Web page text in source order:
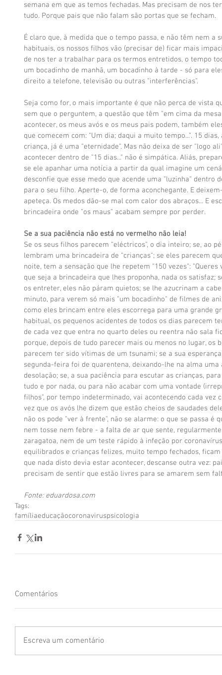
semana em que as temos fechadas. Mas precisam de nos
tudo. Porque pais que não falam são portas que se fecham.
É claro que, à medida que o tempo passa, e não têm nem a
habituais, os nossos filhos vão (precisar de) ficar mais
de nos ter a trabalhar para os termos entretidos, o tempo
um bocadinho de manhã, um bocadinho à tarde - só para
direito a telefone, televisão ou outras "interferências".
Seja como for, o mais importante é que não perca de vista
sem que o perguntem, a questão que têm "em cima da
acontecer, os meus avós e os meus pais podem, também
que comecem com: "Um dia; daqui a muito tempo...". 15
criança, já é uma "eternidade". Mas não deixa de ser "logo
acontecer dentro de "15 dias..." não é simpática. Aliás,
se ele apanhar uma notícia a partir da qual imagine um
desconfie que esse medo que acende uma "luzinha" dentro
para o seu filho. Aperte-o, de forma aconchegante. E
apeteça. Os medos dão-se mal com calor dos abraços... E
brincadeira onde "os maus" acabam sempre por perder.
Se a sua paciência não está no vermelho não leia!
Se os seus filhos parecem "eléctricos", o dia inteiro; se, ao
lembram uma brincadeira de "crianças"; se eles parecem
noite, tem a sensação que lhe repetem "150 vezes":
que seja a brincadeira que lhes proponha, nada os satisfaz;
os entreter, eles não páram quietos; se lhe azucrinam a
minuto, para verem só mais "um bocadinho" de filmes de
como eles brincam entre eles escorrega para uma grande
habitual, os pequenos acidentes de todos os dias parecem
de cada vez que entra no quarto deles ou reentra não sala
porque, depois de tudo parecer mais ou menos no lugar, os
parecem ter sido vítimas de um tsunami; se a sua
segunda-feira foi de quarentena, deixando-lhe na alma
desolação; se, a sua paciência para escutar as crianças,
tudo e por nada, ou para não acabar com uma vontade
filhos", por tempo indeterminado, vai acontecendo cada vez
vez que os avós lhe dizem que estão cheios de saudades
não os pode "ver à frente", não se alarme: o que se passa é
nem tosse nem febre - a falta de ar que sente,
zaragatoa, nem de um teste rápido à infeção por
equilibrados e crianças felizes, muito tempo fechados,
que nada disto devia estar acontecer, descanse outra vez:
precisam de sentir que estão livres para se amarem sem
Fonte: eduardosa.com
Tags:
famíliaeducaçãocoronaviruspsicologia
Comentários
Escreva um comentário